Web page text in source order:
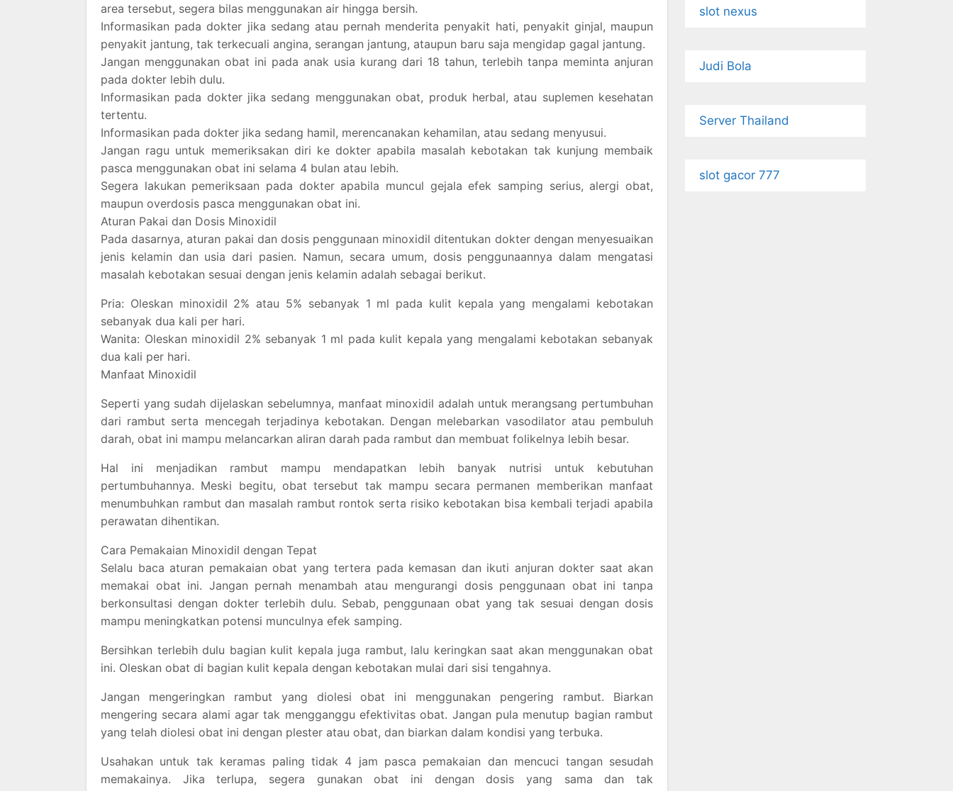
area tersebut, segera bilas menggunakan air hingga bersih.
Informasikan pada dokter jika sedang atau pernah menderita penyakit hati, penyakit ginjal, maupun
penyakit jantung, tak terkecuali angina, serangan jantung, ataupun baru saja mengidap gagal jantung.
Jangan menggunakan obat ini pada anak usia kurang dari 18 tahun, terlebih tanpa meminta anjuran
pada dokter lebih dulu.
Informasikan pada dokter jika sedang menggunakan obat, produk herbal, atau suplemen kesehatan
tertentu.
Informasikan pada dokter jika sedang hamil, merencanakan kehamilan, atau sedang menyusui.
Jangan ragu untuk memeriksakan diri ke dokter apabila masalah kebotakan tak kunjung membaik
pasca menggunakan obat ini selama 4 bulan atau lebih.
Segera lakukan pemeriksaan pada dokter apabila muncul gejala efek samping serius, alergi obat,
maupun overdosis pasca menggunakan obat ini.
Aturan Pakai dan Dosis Minoxidil
Pada dasarnya, aturan pakai dan dosis penggunaan minoxidil ditentukan dokter dengan menyesuaikan
jenis kelamin dan usia dari pasien. Namun, secara umum, dosis penggunaannya dalam mengatasi
masalah kebotakan sesuai dengan jenis kelamin adalah sebagai berikut.
Pria: Oleskan minoxidil 2% atau 5% sebanyak 1 ml pada kulit kepala yang mengalami kebotakan
sebanyak dua kali per hari.
Wanita: Oleskan minoxidil 2% sebanyak 1 ml pada kulit kepala yang mengalami kebotakan sebanyak
dua kali per hari.
Manfaat Minoxidil
Seperti yang sudah dijelaskan sebelumnya, manfaat minoxidil adalah untuk merangsang pertumbuhan
dari rambut serta mencegah terjadinya kebotakan. Dengan melebarkan vasodilator atau pembuluh
darah, obat ini mampu melancarkan aliran darah pada rambut dan membuat folikelnya lebih besar.
Hal ini menjadikan rambut mampu mendapatkan lebih banyak nutrisi untuk kebutuhan
pertumbuhannya. Meski begitu, obat tersebut tak mampu secara permanen memberikan manfaat
menumbuhkan rambut dan masalah rambut rontok serta risiko kebotakan bisa kembali terjadi apabila
perawatan dihentikan.
Cara Pemakaian Minoxidil dengan Tepat
Selalu baca aturan pemakaian obat yang tertera pada kemasan dan ikuti anjuran dokter saat akan
memakai obat ini. Jangan pernah menambah atau mengurangi dosis penggunaan obat ini tanpa
berkonsultasi dengan dokter terlebih dulu. Sebab, penggunaan obat yang tak sesuai dengan dosis
mampu meningkatkan potensi munculnya efek samping.
Bersihkan terlebih dulu bagian kulit kepala juga rambut, lalu keringkan saat akan menggunakan obat
ini. Oleskan obat di bagian kulit kepala dengan kebotakan mulai dari sisi tengahnya.
Jangan mengeringkan rambut yang diolesi obat ini menggunakan pengering rambut. Biarkan
mengering secara alami agar tak mengganggu efektivitas obat. Jangan pula menutup bagian rambut
yang telah diolesi obat ini dengan plester atau obat, dan biarkan dalam kondisi yang terbuka.
Usahakan untuk tak keramas paling tidak 4 jam pasca pemakaian dan mencuci tangan sesudah
memakainya. Jika terlupa, segera gunakan obat ini dengan dosis yang sama dan tak
slot nexus
Judi Bola
Server Thailand
slot gacor 777